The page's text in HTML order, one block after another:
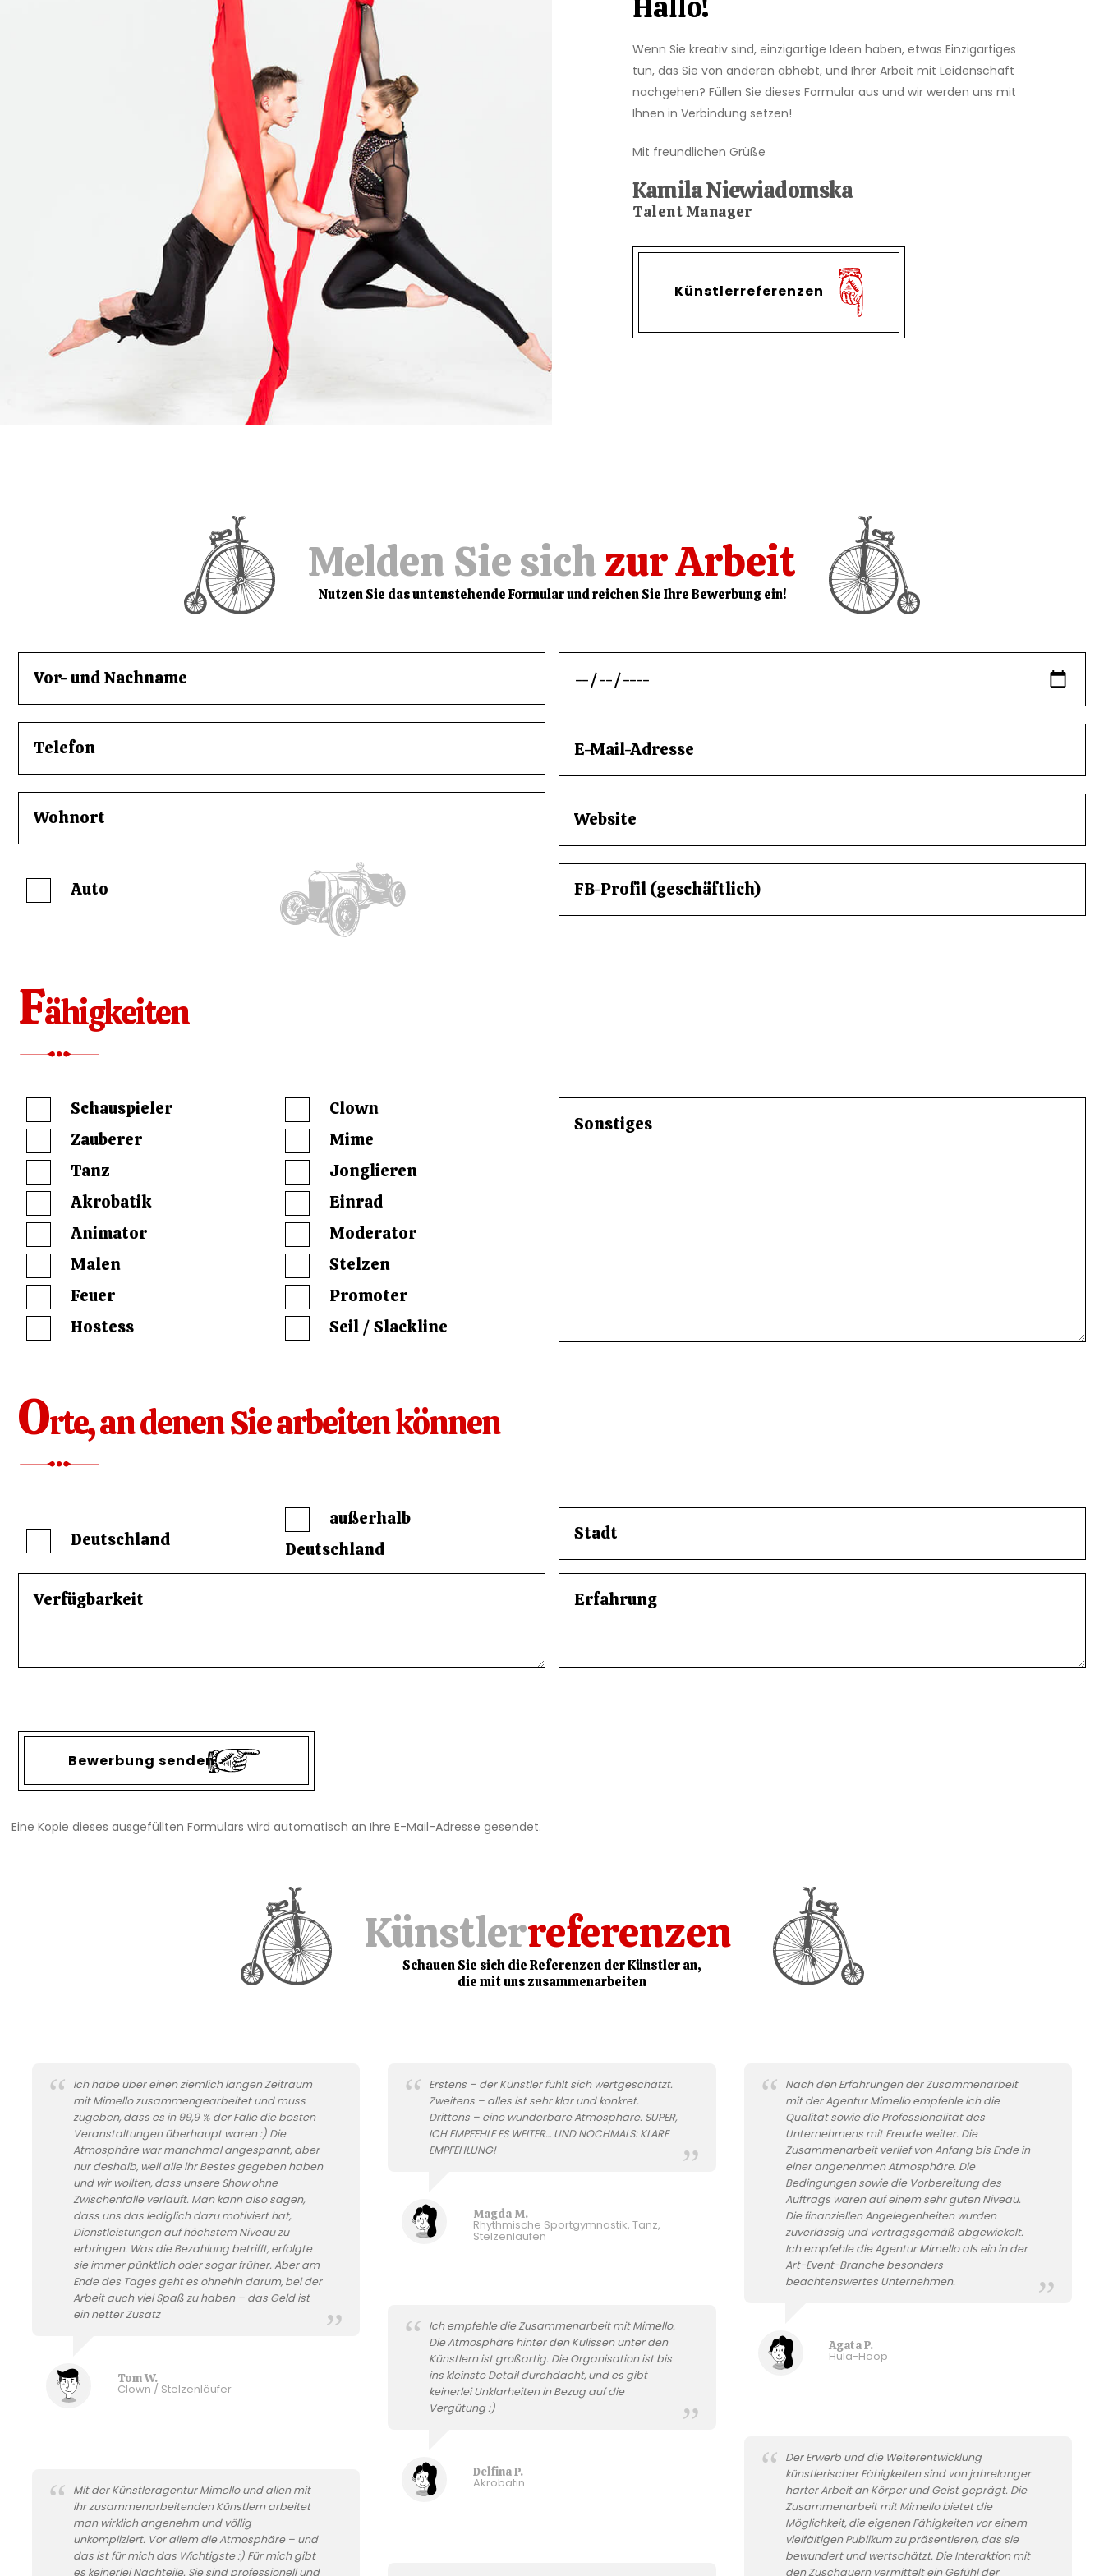
Hallo!
Wenn Sie kreativ sind, einzigartige Ideen haben, etwas Einzigartiges
tun, das Sie von anderen abhebt, und Ihrer Arbeit mit Leidenschaft
nachgehen? Füllen Sie dieses Formular aus und wir werden uns mit
Ihnen in Verbindung setzen!
Mit freundlichen Grüße
Kamila Niewiadomska
Talent Manager
Künstlerreferenzen
Melden Sie sichzur Arbeit
Nutzen Sie das untenstehende Formular und reichen Sie Ihre Bewerbung ein!
Auto
Fähigkeiten
Schauspieler
Clown
Zauberer
Mime
Tanz
Jonglieren
Akrobatik
Einrad
Animator
Moderator
Malen
Stelzen
Feuer
Promoter
Hostess
Seil / Slackline
Orte, an denen Sie arbeiten können
Deutschland
außerhalb
Deutschland
Eine Kopie dieses ausgefüllten Formulars wird automatisch an Ihre E-Mail-Adresse gesendet.
Künstlerreferenzen
Schauen Sie sich die Referenzen der Künstler an,
die mit uns zusammenarbeiten
Ich habe über einen ziemlich langen Zeitraum
mit Mimello zusammengearbeitet und muss
zugeben, dass es in 99,9 % der Fälle die besten
Veranstaltungen überhaupt waren :) Die
Atmosphäre war manchmal angespannt, aber
nur deshalb, weil alle ihr Bestes gegeben haben
und wir wollten, dass unsere Show ohne
Zwischenfälle verläuft. Man kann also sagen,
dass uns das lediglich dazu motiviert hat,
Dienstleistungen auf höchstem Niveau zu
erbringen. Was die Bezahlung betrifft, erfolgte
sie immer pünktlich oder sogar früher. Aber am
Ende des Tages geht es ohnehin darum, bei der
Arbeit auch viel Spaß zu haben – das Geld ist
ein netter Zusatz
Tom W.
Clown / Stelzenläufer
Erstens – der Künstler fühlt sich wertgeschätzt.
Zweitens – alles ist sehr klar und konkret.
Drittens – eine wunderbare Atmosphäre. SUPER,
ICH EMPFEHLE ES WEITER… UND NOCHMALS: KLARE
EMPFEHLUNG!
Magda M.
Rhythmische Sportgymnastik, Tanz,
Stelzenlaufen
Nach den Erfahrungen der Zusammenarbeit
mit der Agentur Mimello empfehle ich die
Qualität sowie die Professionalität des
Unternehmens mit Freude weiter. Die
Zusammenarbeit verlief von Anfang bis Ende in
einer angenehmen Atmosphäre. Die
Bedingungen sowie die Vorbereitung des
Auftrags waren auf einem sehr guten Niveau.
Die finanziellen Angelegenheiten wurden
zuverlässig und vertragsgemäß abgewickelt.
Ich empfehle die Agentur Mimello als ein in der
Art-Event-Branche besonders
beachtenswertes Unternehmen.
Agata P.
Hula-Hoop
Mit der Künstleragentur Mimello und allen mit
ihr zusammenarbeitenden Künstlern arbeitet
man wirklich angenehm und völlig
unkompliziert. Vor allem die Atmosphäre – und
das ist für mich das Wichtigste :) Für mich gibt
es keinerlei Nachteile. Sie sind professionell und
Ich empfehle die Zusammenarbeit mit Mimello.
Die Atmosphäre hinter den Kulissen unter den
Künstlern ist großartig. Die Organisation ist bis
ins kleinste Detail durchdacht, und es gibt
keinerlei Unklarheiten in Bezug auf die
Vergütung :)
Delfina P.
Akrobatin
Der Erwerb und die Weiterentwicklung
künstlerischer Fähigkeiten sind von jahrelanger
harter Arbeit an Körper und Geist geprägt. Die
Zusammenarbeit mit Mimello bietet die
Möglichkeit, die eigenen Fähigkeiten vor einem
vielfältigen Publikum zu präsentieren, das sie
bewundert und wertschätzt. Die Interaktion mit
den Zuschauern vermittelt ein Gefühl der